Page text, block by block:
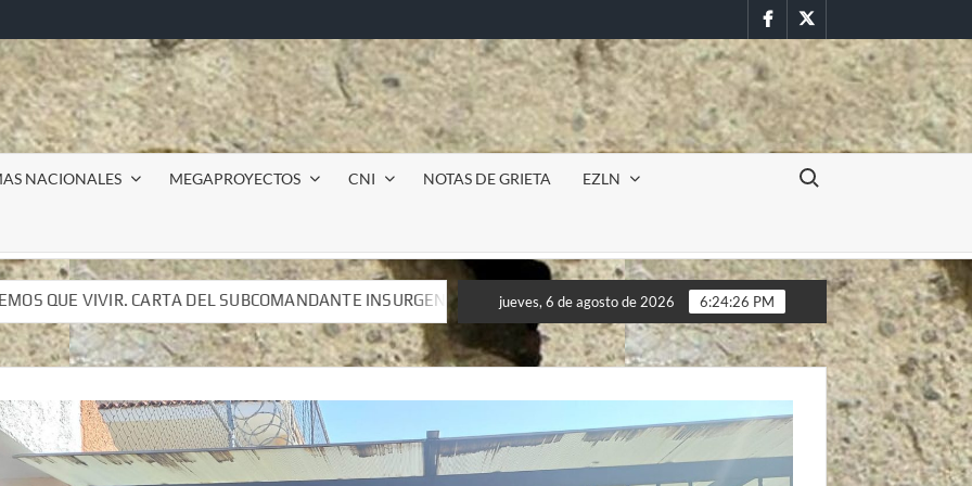
FacebookTwitter
NACIONALES MEGAPROYECTOS CNI NOTAS DE GRIETA EZLN
Buscar:
INSURGENTE MOISÉS A LUIS DE TAVIRA
Incursión militar en la UAEM (Morelos) durante paro estudiantil por
INSURGENTE MOISÉS A LUIS DE TAVIRA
Incursión militar en la UAEM (Morelos) durante paro estudiantil por
jueves, 6 de agosto de 2026 6:24:28 PM